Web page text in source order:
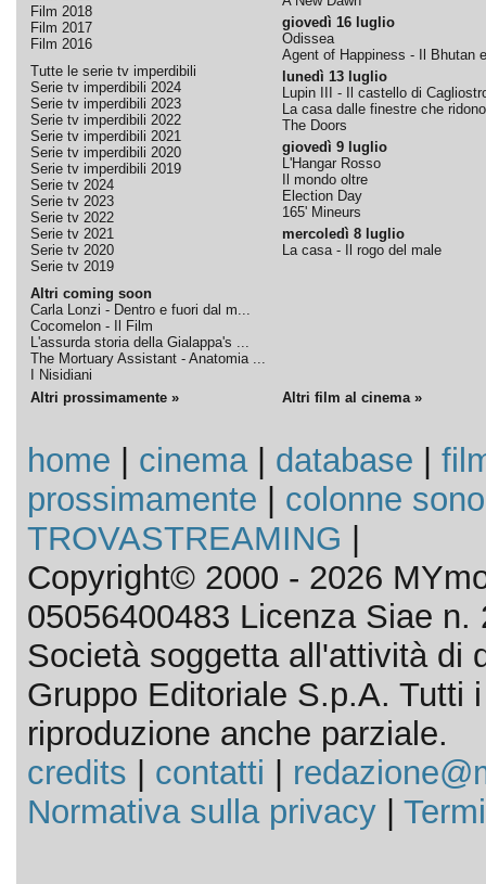
Film 2018
Film 2017
Film 2016
Tutte le serie tv imperdibili
Serie tv imperdibili 2024
Serie tv imperdibili 2023
Serie tv imperdibili 2022
Serie tv imperdibili 2021
Serie tv imperdibili 2020
Serie tv imperdibili 2019
Serie tv 2024
Serie tv 2023
Serie tv 2022
Serie tv 2021
Serie tv 2020
Serie tv 2019
Altri coming soon
Carla Lonzi - Dentro e fuori dal m...
Cocomelon - Il Film
L'assurda storia della Gialappa's ...
The Mortuary Assistant - Anatomia ...
I Nisidiani
giovedì 16 luglio
Odissea
Agent of Happiness - Il Bhutan
lunedì 13 luglio
Lupin III - Il castello di
La casa dalle finestre che ridono
The Doors
giovedì 9 luglio
L'Hangar Rosso
Il mondo oltre
Election Day
165' Mineurs
mercoledì 8 luglio
La casa - Il rogo del male
Altri prossimamente » Altri film al cinema »
home cinema| database
prossimamente
colonne
TROVASTREAMING
Copyright© 2000 - 2026
05056400483 Licenza Siae n.
Società soggetta all'attività di
Gruppo Editoriale S.p.A. Tutti
riproduzione anche parziale.
credits
contatti
Normativa sulla privacy|